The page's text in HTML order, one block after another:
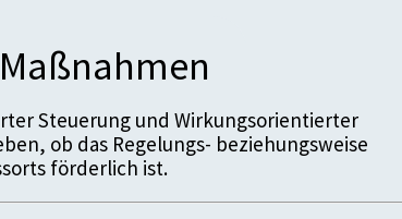
Steuerung und Wirkungsorientierter
ob das Regelungs- beziehungsweise
förderlich ist.